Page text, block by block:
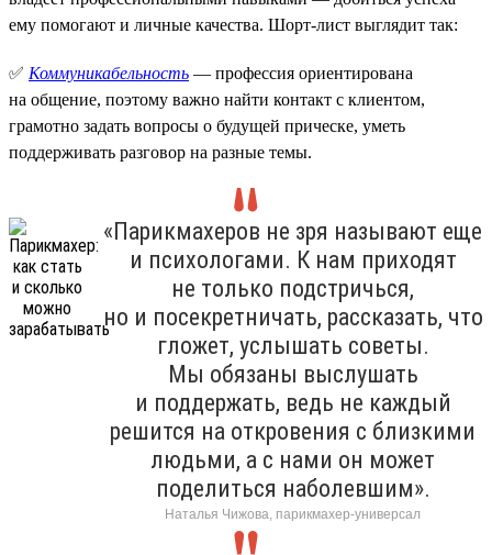
ему помогают и личные качества. Шорт-лист выглядит так:
✅ Коммуникабельность — профессия ориентирована
на общение, поэтому важно найти контакт с клиентом,
грамотно задать вопросы о будущей прическе, уметь
поддерживать разговор на разные темы.
«Парикмахеров не зря называют еще
и психологами. К нам приходят
не только подстричься,
но и посекретничать, рассказать, что
гложет, услышать советы.
Мы обязаны выслушать
и поддержать, ведь не каждый
решится на откровения с близкими
людьми, а с нами он может
поделиться наболевшим».
Наталья Чижова, парикмахер-универсал